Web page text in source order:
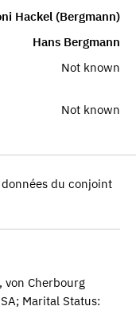
Hackel (Bergmann)
Hans Bergmann
Not known
Not known
du conjoint
von Cherbourg
Marital Status: